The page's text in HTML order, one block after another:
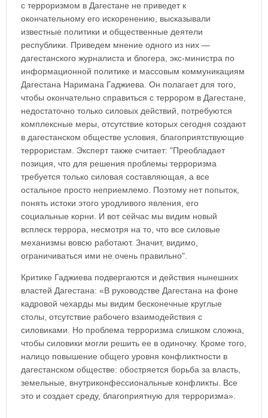
с терроризмом в Дагестане не приведет к
окончательному его искоренению, высказывали
известные политики и общественные деятели
республики. Приведем мнение одного из них —
дагестанского журналиста и блогера, экс-министра по
информационной политике и массовым коммуникациям
Дагестана Наримана Гаджиева. Он полагает для того,
чтобы окончательно справиться с террором в Дагестане,
недостаточно только силовых действий, потребуются
комплексные меры, отсутствие которых сегодня создают
в дагестанском обществе условия, благоприятствующие
террористам. Эксперт также считает: "Преобладает
позиция, что для решения проблемы терроризма
требуется только силовая составляющая, а все
остальное просто неприемлемо. Поэтому нет попыток,
понять истоки этого уродливого явления, его
социальные корни. И вот сейчас мы видим новый
всплеск террора, несмотря на то, что все силовые
механизмы вовсю работают. Значит, видимо,
ограничиваться ими не очень правильно".
Критике Гаджиева подвергаются и действия нынешних
властей Дагестана: «В руководстве Дагестана на фоне
кадровой чехарды мы видим бесконечные круглые
столы, отсутствие рабочего взаимодействия с
силовиками. Но проблема терроризма слишком сложна,
чтобы силовики могли решить ее в одиночку. Кроме того,
налицо повышение общего уровня конфликтности в
дагестанском обществе: обостряется борьба за власть,
земельные, внутриконфессиональные конфликты. Все
это и создает среду, благоприятную для терроризма».